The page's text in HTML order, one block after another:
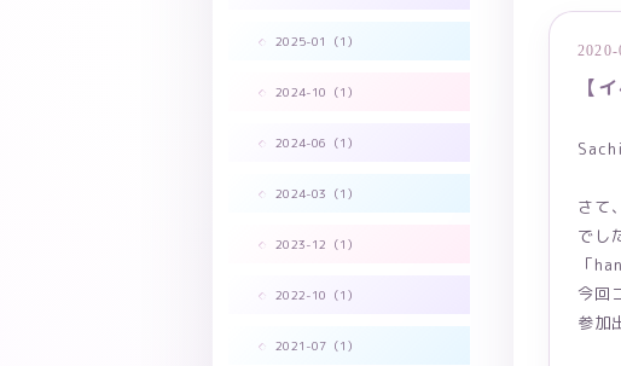
【
さて
でし
「
今回
参加
2025-01（1）
2024-10（1）
2024-06（1）
2024-03（1）
2023-12（1）
2022-10（1）
2021-07（1）